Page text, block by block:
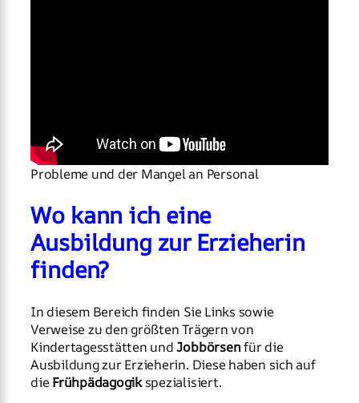
Probleme und der Mangel an Personal
Wo kann ich eine
Ausbildung zur Erzieherin
finden?
In diesem Bereich finden Sie Links sowie
Verweise zu den größten Trägern von
Kindertagesstätten undJobbörsenfür die
Ausbildung zur Erzieherin. Diese haben sich auf
die Frühpädagogikspezialisiert.